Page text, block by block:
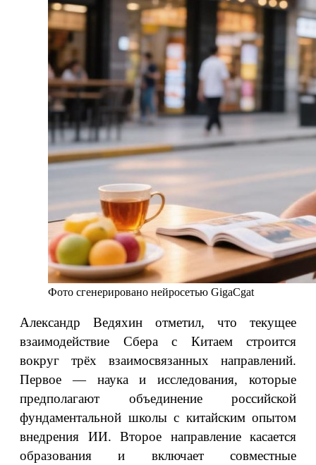
Фото сгенерировано нейросетью GigaCgat
Александр Ведяхин отметил, что текущее
взаимодействие Сбера с Китаем строится
вокруг трёх взаимосвязанных направлений.
Первое — наука и исследования, которые
предполагают объединение российской
фундаментальной школы с китайским опытом
внедрения ИИ. Второе направление касается
образования и включает совместные